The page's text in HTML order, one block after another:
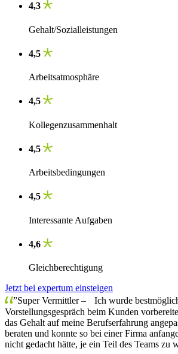
4,3
Gehalt/Sozialleistungen
4,5
Arbeitsatmosphäre
4,5
Kollegenzusammenhalt
4,5
Arbeitsbedingungen
4,5
Interessante Aufgaben
4,6
Gleichberechtigung
Jetzt bei expertum einsteigen
”Super Vermittler – Ich wurde
Vorstellungsgespräch beim Kunden
das Gehalt auf meine Berufserfahrung
beraten und konnte so bei einer Firma
nicht gedacht hätte, je ein Teil des Teams zu